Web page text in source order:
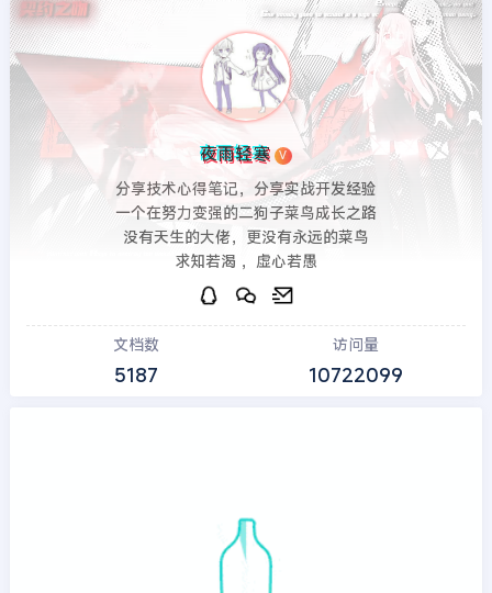
夜雨轻寒 V
分享技术心得笔记，分享实战开发经验
一个在努力变强的二狗子菜鸟成长之路
没有天生的大佬，更没有永远的菜鸟
求知若渴 ，虚心若愚
文档数
5187
访问量
10722099